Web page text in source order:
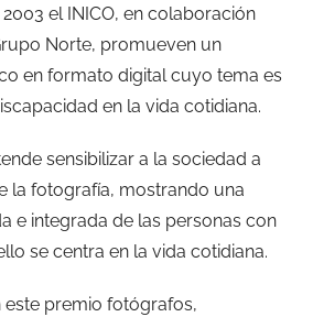
2003 el INICO, en colaboración
Norte, promueven un
en formato digital cuyo tema es
en la vida cotidiana.
sensibilizar a la sociedad a
la fotografía, mostrando una
e integrada de las personas con
se centra en la vida cotidiana.
este premio fotógrafos,